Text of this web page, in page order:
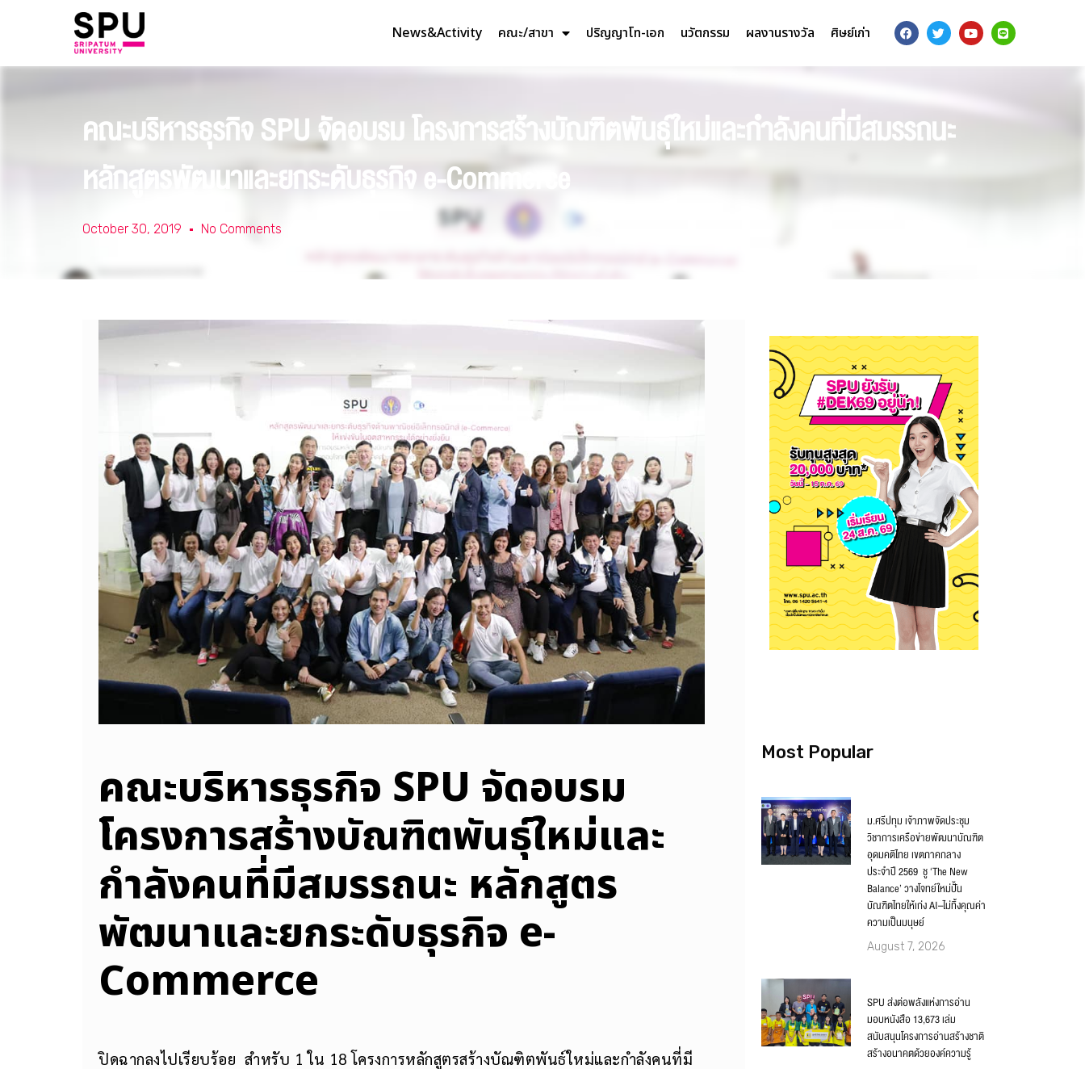
News&Activity คณะ/สาขา ปริญญาโท-เอก นวัตกรรม ผลงานรางวัล ศิษย์เก่า
คณะบริหารธุรกิจ SPU จัดอบรม โครงการสร้างบัณฑิตพันธุ์ใหม่และกำลังคนที่มีสมรรถนะ
หลักสูตรพัฒนาและยกระดับธุรกิจ e-Commerce
October 30, 2019 No Comments
คณะบริหารธุรกิจ SPU จัดอบรม
โครงการสร้างบัณฑิตพันธุ์ใหม่และ
กำลังคนที่มีสมรรถนะ หลักสูตร
พัฒนาและยกระดับธุรกิจ e-
Commerce
ปิดฉากลงไปเรียบร้อย สำหรับ 1 ใน 18 โครงการหลักสูตรสร้างบัณฑิตพันธ์ใหม่และกำลังคนที่มี
Most Popular
ม.ศรีปทุม เจ้าภาพจัดประชุม
วิชาการเครือข่ายพัฒนาบัณฑิต
อุดมคติไทย เขตภาคกลาง
ประจำปี 2569 ชู ‘The New
Balance’ วางโจทย์ใหม่ปั้น
บัณฑิตไทยให้เก่ง AI–ไม่ทิ้งคุณค่า
ความเป็นมนุษย์
August 7, 2026
SPU ส่งต่อพลังแห่งการอ่าน
มอบหนังสือ 13,673 เล่ม
สนับสนุนโครงการอ่านสร้างชาติ
สร้างอนาคตด้วยองค์ความรู้